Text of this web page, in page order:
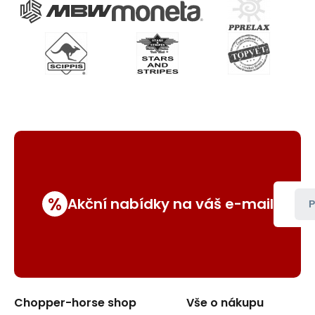
% Akční nabídky na váš e-mail
Chopper-horse shop Vše o nákupu